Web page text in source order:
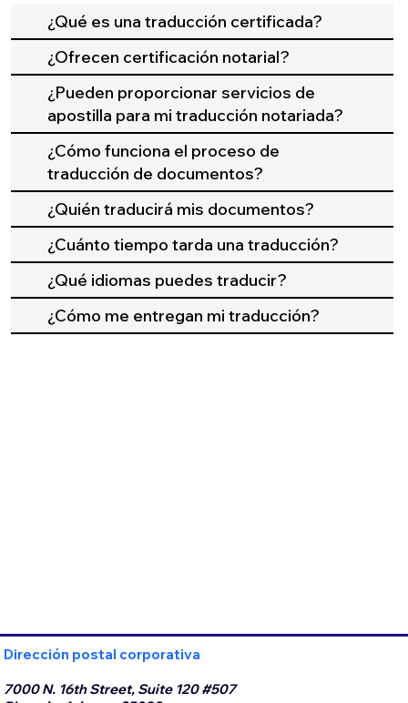
¿Qué es una traducción certificada?
¿Ofrecen certificación notarial?
¿Pueden proporcionar servicios de
apostilla para mi traducción notariada?
¿Cómo funciona el proceso de
traducción de documentos?
¿Quién traducirá mis documentos?
¿Cuánto tiempo tarda una traducción?
¿Qué idiomas puedes traducir?
¿Cómo me entregan mi traducción?
Dirección postal corporativa
7000 N. 16th Street, Suite 120 #507